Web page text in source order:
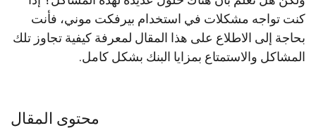
كنت تواجه مشكلات في استخدام بيرفكت موني، فأنت
بحاجة إلى الاطلاع على هذا المقال لمعرفة كيفية تجاوز تلك
المشاكل والاستمتاع بمزايا البنك بشكل كامل.
محتوى المقال